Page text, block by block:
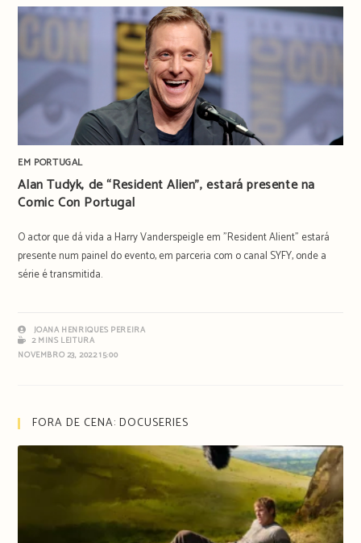
EM PORTUGAL
Alan Tudyk, de “Resident Alien”, estará presente na
Comic Con Portugal
O actor que dá vida a Harry Vanderspeigle em "Resident Alient" estará
presente num painel do evento, em parceria com o canal SYFY, onde a
série é transmitida.
JOANA HENRIQUES PEREIRA
2 MINS LEITURA
NOVEMBRO 23, 2022 15:00
FORA DE CENA: DOCUSERIES